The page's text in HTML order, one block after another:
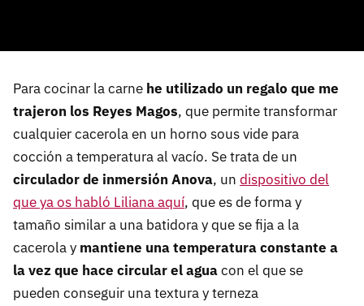
Para cocinar la carne he utilizado un regalo que me
trajeron los Reyes Magos, que permite transformar
cualquier cacerola en un horno sous vide para
cocción a temperatura al vacío. Se trata de un
circulador de inmersión Anova, un dispositivo del
que ya os habló Liliana aquí, que es de forma y
tamaño similar a una batidora y que se fija a la
cacerola y mantiene una temperatura constante a
la vez que hace circular el aguacon el que se
pueden conseguir una textura y terneza